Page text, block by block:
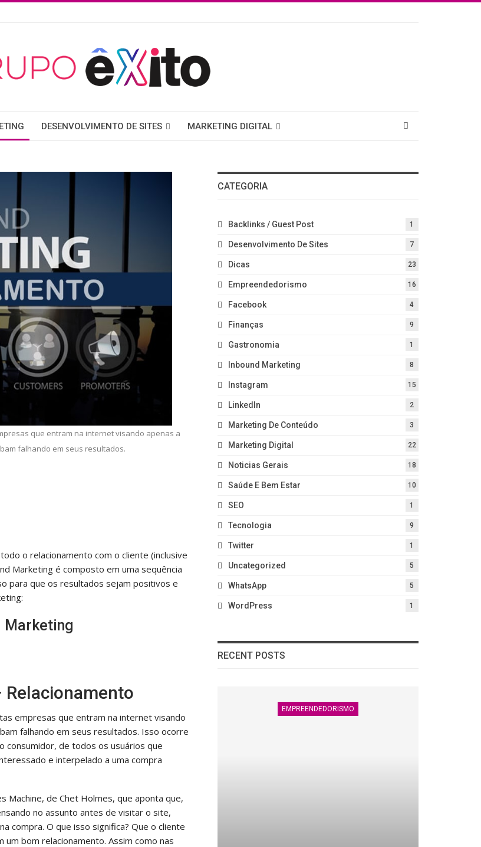
DESENVOLVIMENTO DE SITES MARKETING DIGITAL
que entram na internet visando apenas a
falhando em seus resultados.
o relacionamento com o cliente (inclusive
Marketing é composto em uma sequência
para que os resultados sejam positivos e
Marketing
empresas que entram na internet visando
falhando em seus resultados. Isso ocorre
consumidor, de todos os usuários que
e interpelado a uma compra
Machine, de Chet Holmes, que aponta que,
no assunto antes de visitar o site,
compra. O que isso significa? Que o cliente
bom relacionamento. Assim como nas
CATEGORIA
Backlinks / Guest Post 1
Desenvolvimento De Sites 7
Dicas 23
Empreendedorismo 16
Facebook 4
Finanças 9
Gastronomia 1
Inbound Marketing 8
Instagram 15
LinkedIn 2
Marketing De Conteúdo 3
Marketing Digital 22
Noticias Gerais 18
Saúde E Bem Estar 10
SEO 1
Tecnologia 9
Twitter 1
Uncategorized 5
WhatsApp 5
WordPress 1
RECENT POSTS
EMPREENDEDORISMO